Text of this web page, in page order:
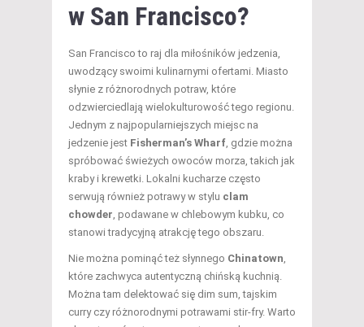
w San Francisco?
San Francisco to raj dla miłośników jedzenia,
uwodzący swoimi kulinarnymi ofertami. Miasto
słynie z różnorodnych potraw, które
odzwierciedlają wielokulturowość tego regionu.
Jednym z najpopularniejszych miejsc na
jedzenie jest Fisherman’s Wharf , gdzie można
spróbować świeżych owoców morza, takich jak
kraby i krewetki. Lokalni kucharze często
serwują również potrawy w stylu clam
chowder , podawane w chlebowym kubku, co
stanowi tradycyjną atrakcję tego obszaru.
Nie można pominąć też słynnego Chinatown
które zachwyca autentyczną chińską kuchnią.
Można tam delektować się dim sum, tajskim
curry czy różnorodnymi potrawami stir-fry. Warto